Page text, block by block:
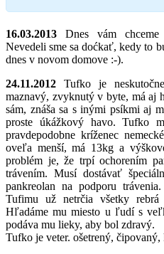
16.03.2013 Dnes vám
Nevedeli sme sa doćkať, kedy to
dnes v novom domove :-).
24.11.2012 Tufko je
maznavý, zvyknutý v byte, má aj
sám, znáša sa s inými psíkmi aj
proste úkážkový havo. Tufko
pravdepodobne kríženec
oveľa menší, má 13kg a
problém je, že trpí ochorením
trávením. Musí dostávať
pankreolan na podporu
Tufimu už netrčia všetky
Hľadáme mu miesto u ľudí s
podáva mu lieky, aby bol zdravý.
Tufko je veter. ošetrený, čipovaný,